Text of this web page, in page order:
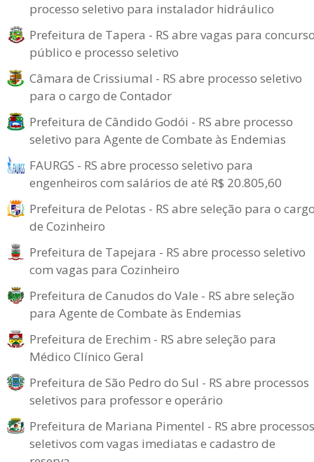
processo seletivo para instalador hidráulico
Prefeitura de Tapera - RS abre vagas para
público e processo seletivo
Câmara de Crissiumal - RS abre processo seletivo
para o cargo de Contador
Prefeitura de Cândido Godói - RS abre processo
seletivo para Agente de Combate às Endemias
FAURGS - RS abre processo seletivo para
engenheiros com salários de até R$ 20.805,60
Prefeitura de Pelotas - RS abre seleção para o
de Cozinheiro
Prefeitura de Tapejara - RS abre processo seletivo
com vagas para Cozinheiro
Prefeitura de Canudos do Vale - RS abre seleção
para Agente de Combate às Endemias
Prefeitura de Erechim - RS abre seleção para
Médico Clínico Geral
Prefeitura de São Pedro do Sul - RS abre processos
seletivos para professor e operário
Prefeitura de Mariana Pimentel - RS abre processos
seletivos com vagas imediatas e cadastro de